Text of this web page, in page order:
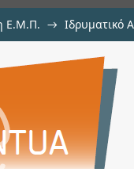
Ε.Μ.Π. → Ιδρυματικό
ανάμειξη
και PW